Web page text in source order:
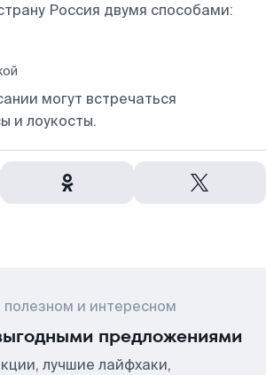
Россия двумя способами:
могут встречаться
и лоукосты.
и интересном
предложениями
лучшие лайфхаки,